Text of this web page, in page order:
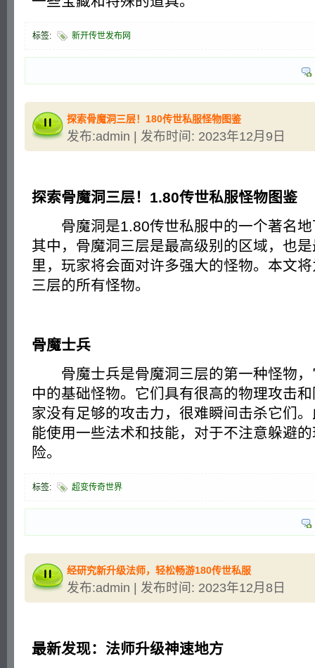
标签: 新开传世发布网
探索骨魔洞三层！180传世私服怪物图鉴
发布:admin | 发布时间: 2023年12月9日
探索骨魔洞三层！1.80传世私服怪物图鉴
骨魔洞是1.80传世私服中的一个著名地
其中，骨魔洞三层是最高级别的区域，也
里，玩家将会面对许多强大的怪物。本文
三层的所有怪物。
骨魔士兵
骨魔士兵是骨魔洞三层的第一种怪物，
中的基础怪物。它们具有很高的物理攻击
家没有足够的攻击力，很难瞬间击杀它们
能使用一些法术和技能，对于不注意躲避
险。
标签: 超变传奇世界
经研究新升级法师，轻松畅游180传世私服
发布:admin | 发布时间: 2023年12月8日
最新发现：法师升级神速地方